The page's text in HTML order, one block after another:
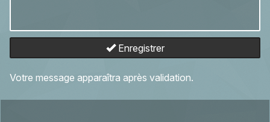
Enregistrer
Votre message apparaîtra après validation.